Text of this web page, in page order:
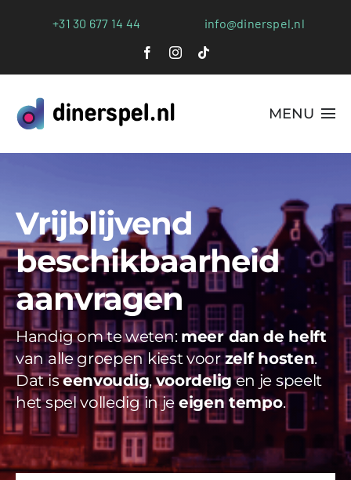
+31 30 677 14 44 info@dinerspel.nl
MENU
Plaatsen
Webshop
FAQs
Blog
Videos
Uitjes
Beschikbaarheid Aanvragen
Vrijblijvend
beschikbaarheid
aanvragen
Handig om te weten: meer dan de helft
van alle groepen kiest voorzelf hosten.
Dat iseenvoudig,voordeligen je speelt
het spel volledig in je eigen tempo.